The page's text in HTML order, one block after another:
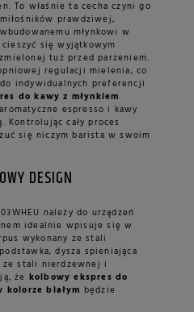
To właśnie ta cecha czyni go
prawdziwej,
młynkowi w
cieszyć się wyjątkowym
tuż przed parzeniem.
regulacji mielenia, co
indywidualnych preferencji
do kawy z młynkiem
espresso i kawy
Kontrolując cały proces
się niczym barista w swoim
DESIGN
należy do urządzeń
idealnie wpisuje się w
wykonany ze stali
dysza spieniająca
ze stali nierdzewnej i
że kolbowy ekspres do
kolorze białym będzie